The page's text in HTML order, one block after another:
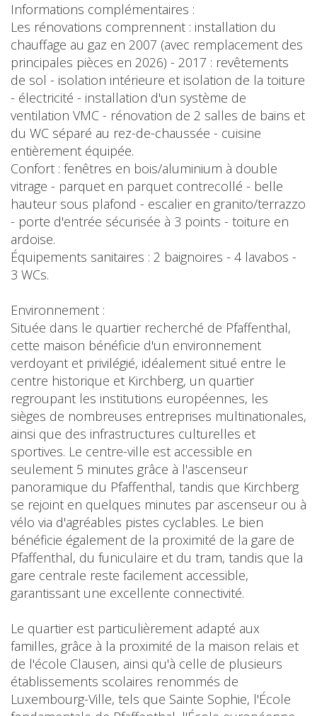
Informations complémentaires :
Les rénovations comprennent : installation du
chauffage au gaz en 2007 (avec remplacement des
principales pièces en 2026) - 2017 : revêtements
de sol - isolation intérieure et isolation de la toiture
- électricité - installation d'un système de
ventilation VMC - rénovation de 2 salles de bains et
du WC séparé au rez-de-chaussée - cuisine
entièrement équipée.
Confort : fenêtres en bois/aluminium à double
vitrage - parquet en parquet contrecollé - belle
hauteur sous plafond - escalier en granito/terrazzo
- porte d'entrée sécurisée à 3 points - toiture en
ardoise.
Équipements sanitaires : 2 baignoires - 4 lavabos -
3 WCs.
Environnement :
Située dans le quartier recherché de Pfaffenthal,
cette maison bénéficie d'un environnement
verdoyant et privilégié, idéalement situé entre le
centre historique et Kirchberg, un quartier
regroupant les institutions européennes, les
sièges de nombreuses entreprises multinationales,
ainsi que des infrastructures culturelles et
sportives. Le centre-ville est accessible en
seulement 5 minutes grâce à l'ascenseur
panoramique du Pfaffenthal, tandis que Kirchberg
se rejoint en quelques minutes par ascenseur ou à
vélo via d'agréables pistes cyclables. Le bien
bénéficie également de la proximité de la gare de
Pfaffenthal, du funiculaire et du tram, tandis que la
gare centrale reste facilement accessible,
garantissant une excellente connectivité.
Le quartier est particulièrement adapté aux
familles, grâce à la proximité de la maison relais et
de l'école Clausen, ainsi qu'à celle de plusieurs
établissements scolaires renommés de
Luxembourg-Ville, tels que Sainte Sophie, l'École